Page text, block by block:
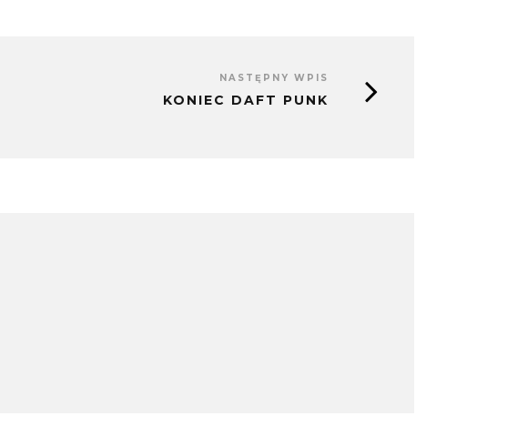
NASTĘPNY WPIS
KONIEC DAFT PUNK